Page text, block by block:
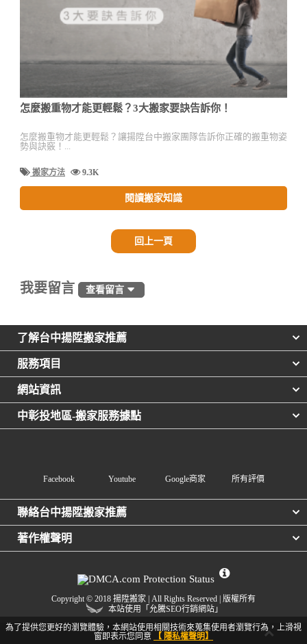
怎麼搬重物才能更輕鬆？3大搬家要訣告訴你！
怎麼搬重物才能更輕鬆？讓揚陞台中搬家團隊告訴你正確的搬重物姿
勢與訣竅！...
搬家方法 9.3K
閱讀搬家知識
回上一頁
我要留言 查看留言
為了提供您更好的瀏覽體驗，本網站使用相關技術來蒐集使用者瀏覽行為，上滑視
窗即表示您同意
【 隱私權聲明】
了解台中揚陞搬家推薦
服務項目
網站資訊
中彰投地區-搬家服務據點
Facebook Youtube Google商家 所有評價
聯絡台中揚陞搬家推薦
著作權聲明
Copyright © 2018 揚陞搬家 | All Rights Reserved | 版權所有
本站使用「允騰SEO行銷網站」